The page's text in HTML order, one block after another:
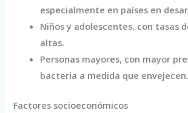
especialmente en países en
Niños y adolescentes, con tasas
altas.
Personas mayores, con mayor
bacteria a medida que envejecen.
Factores socioeconómicos